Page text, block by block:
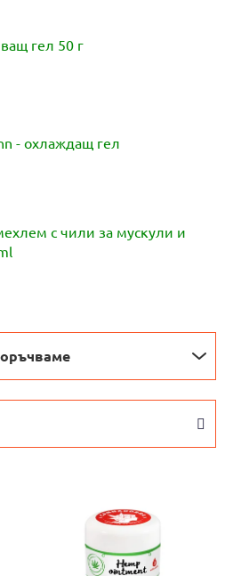
гел 50 г
- охлаждащ гел
с чили за мускули и